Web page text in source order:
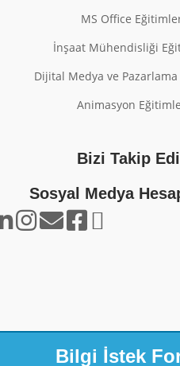
MS Office
İnşaat Mühendisliği
Dijital Medya ve
Animasyon
Bizi Takip
Sosyal Medya
Bilgi İstek